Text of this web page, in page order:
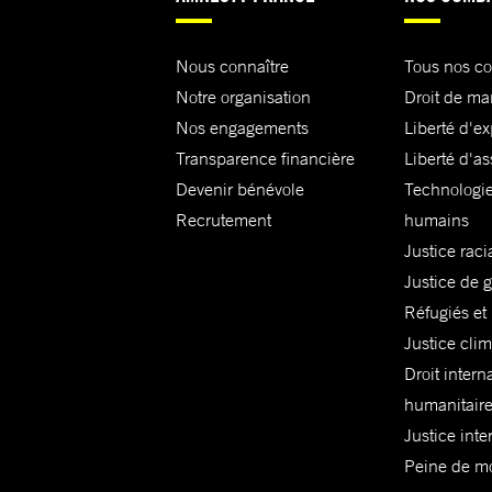
Nous connaître
Notre organisation
Nos engagements
Transparence financière
Devenir bénévole
Recrutement
Tous nos
Droit de
Liberté
Liberté
humains
Justice
Justice de
Réfugiés
Justice
Droit
Justice
Peine de